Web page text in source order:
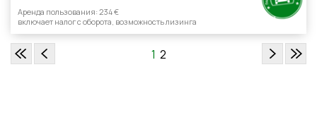
Aренда пользования: 234 €
включает налог с оборотa, возможность лизинга
1 2